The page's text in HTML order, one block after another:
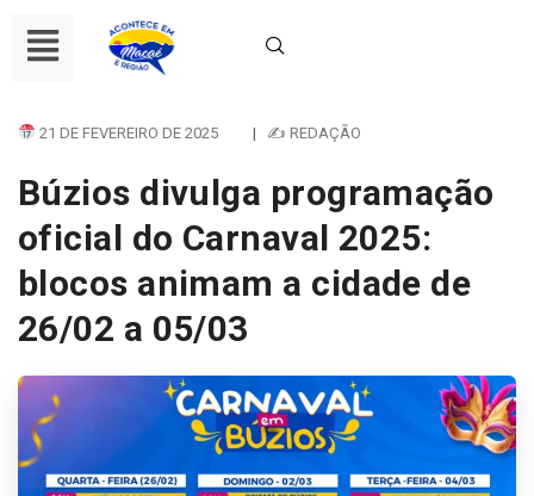
21 DE FEVEREIRO DE 2025 | ✍ REDAÇÃO
Búzios divulga programação
oficial do Carnaval 2025:
blocos animam a cidade de
26/02 a 05/03